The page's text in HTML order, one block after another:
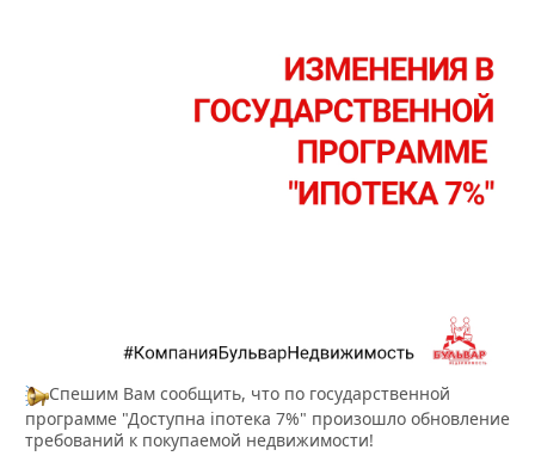
Спешим Вам сообщить, что по государственной
программе "Доступна іпотека 7%" произошло обновление
требований к покупаемой недвижимости!